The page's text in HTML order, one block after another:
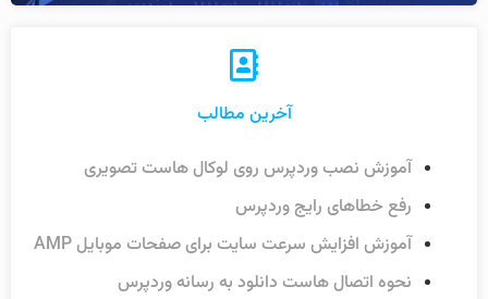
آخرین مطالب
آموزش نصب وردپرس روی لوکال هاست تصویری
رفع خطاهای رایج وردپرس
آموزش افزایش سرعت سایت برای صفحات موبایل AMP
نحوه اتصال هاست دانلود به رسانه وردپرس